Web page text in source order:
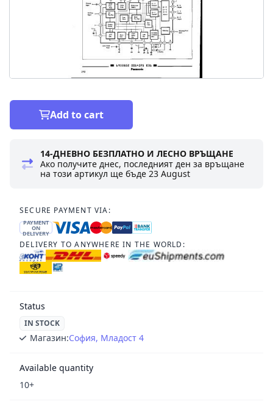
Add to cart
14-ДНЕВНО БЕЗПЛАТНО И ЛЕСНО ВРЪЩАНЕ
Ако получите днес, последният ден за връщане
на този артикул ще бъде23 August
SECURE PAYMENT VIA:
PAYMENT
ON
DELIVERY
DELIVERY TO ANYWHERE IN THE WORLD:
Status
IN STOCK
Магазин:София, Младост 4
Available quantity
10+